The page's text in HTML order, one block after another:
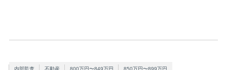
内部監査 不動産 800万円〜849万円 850万円〜899万円